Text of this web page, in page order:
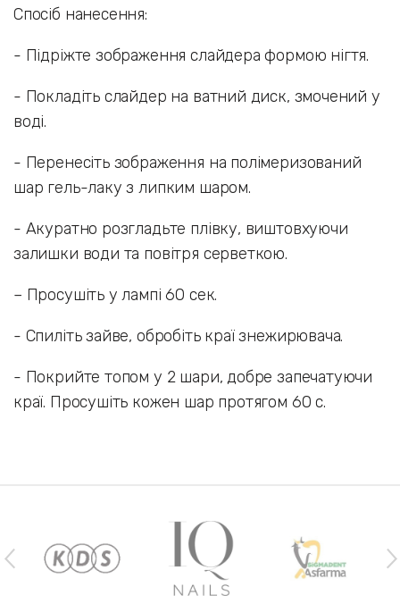
Спосіб нанесення:
- Підріжте зображення слайдера формою нігтя.
- Покладіть слайдер на ватний диск, змочений у
воді.
- Перенесіть зображення на полімеризований
шар гель-лаку з липким шаром.
- Акуратно розгладьте плівку, виштовхуючи
залишки води та повітря серветкою.
– Просушіть у лампі 60 сек.
- Спиліть зайве, обробіть краї знежирювача.
- Покрийте топом у 2 шари, добре запечатуючи
краї. Просушіть кожен шар протягом 60 с.